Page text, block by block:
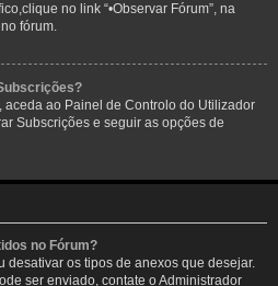
no link “•Observar Fórum”, na
fórum.
aceda ao Painel de Controlo do Utilizador
Subscrições e seguir as opções de
no Fórum?
desativar os tipos de anexos que desejar.
ser enviado, contate o Administrador